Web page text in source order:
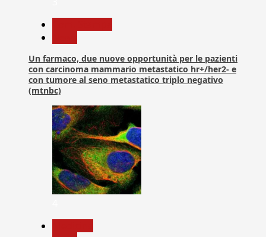
Un farmaco, due nuove opportunità per le pazienti
con carcinoma mammario metastatico hr+/her2- e
con tumore al seno metastatico triplo negativo
(mtnbc)